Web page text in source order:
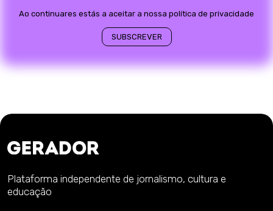
Ao continuares estás a aceitar a nossa política de privacidade
Plataforma independente de jornalismo, cultura e
educação